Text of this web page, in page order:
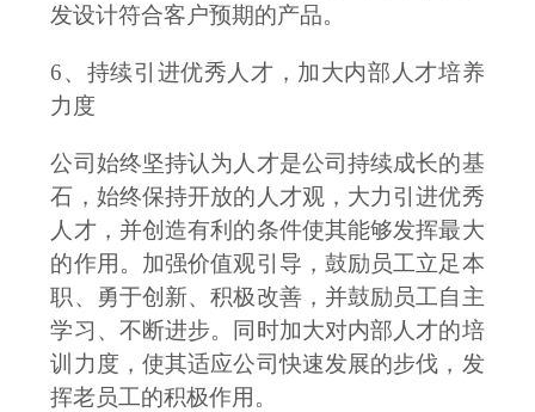
发设计符合客户预期的产品。
6、持续引进优秀人才，加大内部人才培养
力度
公司始终坚持认为人才是公司持续成长的基
石，始终保持开放的人才观，大力引进优秀
人才，并创造有利的条件使其能够发挥最大
的作用。加强价值观引导，鼓励员工立足本
职、勇于创新、积极改善，并鼓励员工自主
学习、不断进步。同时加大对内部人才的培
训力度，使其适应公司快速发展的步伐，发
挥老员工的积极作用。